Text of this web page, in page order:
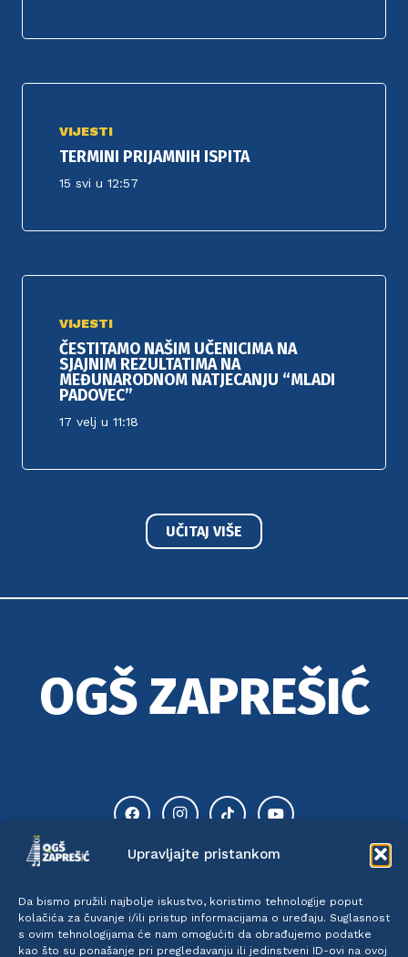
Upravljajte pristankom
Da bismo pružili najbolje iskustvo, koristimo tehnologije poput
kolačića za čuvanje i/ili pristup informacijama o uređaju. Suglasnost
s ovim tehnologijama će nam omogućiti da obrađujemo podatke
kao što su ponašanje pri pregledavanju ili jedinstveni ID-ovi na ovoj
VIJESTI
TERMINI PRIJAMNIH ISPITA
15 svi u 12:57
VIJESTI
ČESTITAMO NAŠIM UČENICIMA NA
SJAJNIM REZULTATIMA NA
MEĐUNARODNOM NATJECANJU “MLADI
PADOVEC”
17 velj u 11:18
UČITAJ VIŠE
OGŠ ZAPREŠIĆ
TIK TOK INSTAGRAM